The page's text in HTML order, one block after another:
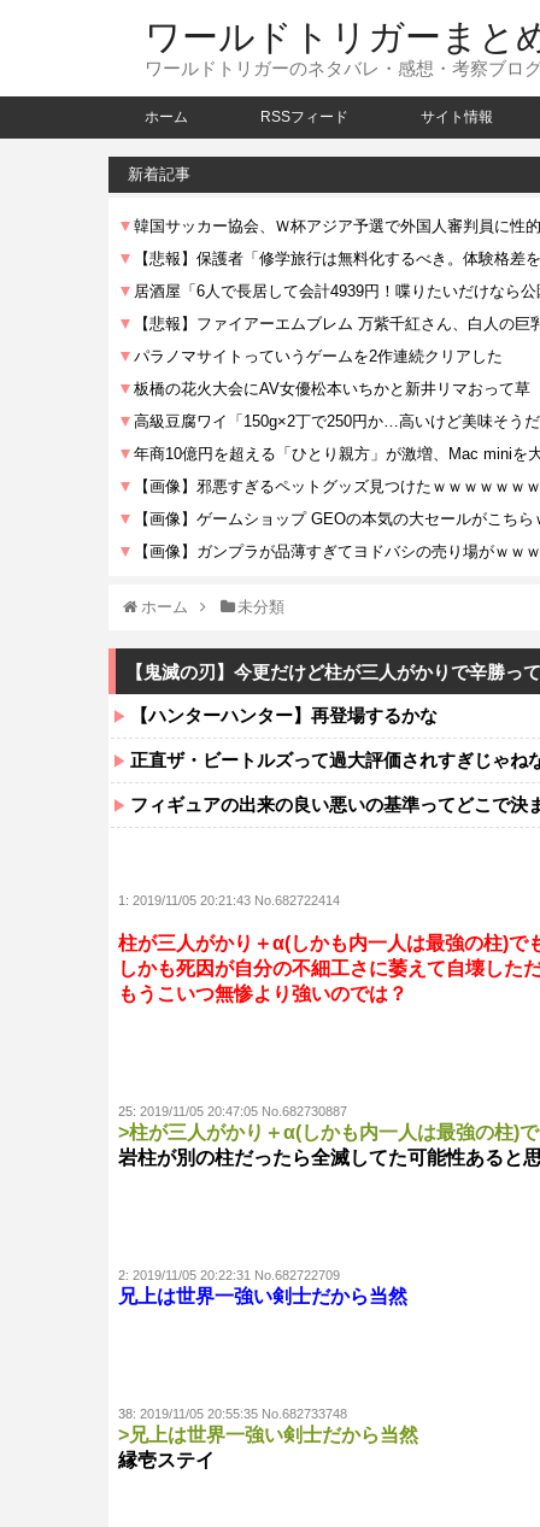
ワールドトリガーまと
ワールドトリガーのネタバレ・感想・考察ブロ
ホーム RSSフィード サイト情報
新着記事
ホーム 未分類
【鬼滅の刃】今更だけど柱が三人がかりで辛勝っ
【ハンターハンター】再登場するかな
正直ザ・ビートルズって過大評価されすぎじゃね
フィギュアの出来の良い悪いの基準ってどこで決
1: 2019/11/05 20:21:43 No.682722414
柱が三人がかり＋α(しかも内一人は最強の柱)で
しかも死因が自分の不細工さに萎えて自壊した
もうこいつ無惨より強いのでは？
25: 2019/11/05 20:47:05 No.682730887
>柱が三人がかり＋α(しかも内一人は最強の柱)
岩柱が別の柱だったら全滅してた可能性あると
2: 2019/11/05 20:22:31 No.682722709
兄上は世界一強い剣士だから当然
38: 2019/11/05 20:55:35 No.682733748
>兄上は世界一強い剣士だから当然
縁壱ステイ